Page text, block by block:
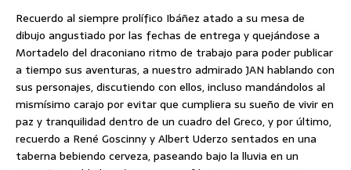
Recuerdo al siempre prolífico Ibáñez atado a su mesa de
dibujo angustiado por las fechas de entrega y quejándose a
Mortadelo del draconiano ritmo de trabajo para poder publicar
a tiempo sus aventuras, a nuestro admirado JAN hablando con
sus personajes, discutiendo con ellos, incluso mandándolos al
mismísimo carajo por evitar que cumpliera su sueño de vivir en
paz y tranquilidad dentro de un cuadro del Greco, y por último,
recuerdo a René Goscinny y Albert Uderzo sentados en una
taberna bebiendo cerveza, paseando bajo la lluvia en un